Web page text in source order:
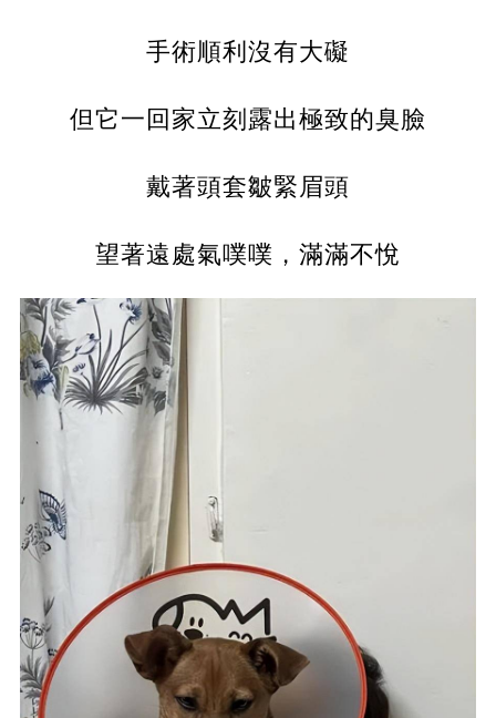
手術順利沒有大礙
但它一回家立刻露出極致的臭臉
戴著頭套皺緊眉頭
望著遠處氣噗噗，滿滿不悅